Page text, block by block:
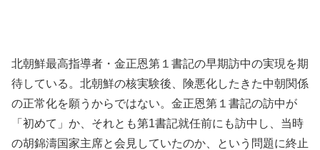
北朝鮮最高指導者・金正恩第１書記の早期訪中の実現を期
待している。北朝鮮の核実験後、険悪化したきた中朝関係
の正常化を願うからではない。金正恩第１書記の訪中が
「初めて」か、それとも第1書記就任前にも訪中し、当時
の胡錦濤国家主席と会見していたのか、という問題に終止